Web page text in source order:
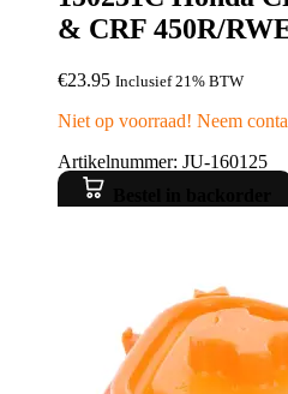
& CRF 450R/
€23.95 Inclusief 21% BTW
Niet op voorraad! Neem
Artikelnummer: JU-160125